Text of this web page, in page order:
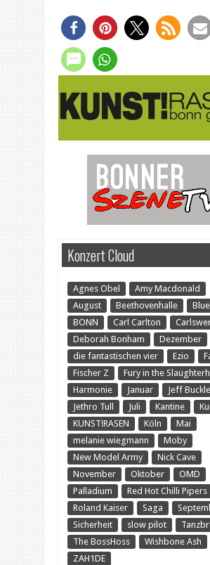
Konzert Cloud
Agnes Obel
Amy Macdonald
August
Beethovenhalle
Blue
BONN
Carl Carlton
Deborah Bonham
Dezember
die fantastischen vier
Ezio
Fischer Z
Fury in the
Harmonie
Januar
Jeff
Jethro Tull
Juli Kantine
KUNST!RASEN
Köln
Mai
melanie wiegmann
Moby
New Model Army
Nick Cave
November
Oktober
OMD
Palladium
Red Hot Chilli Pipers
Roland Kaiser
Saga
Sicherheit
slow pilot
The BossHoss
Wishbone Ash
ZAH1DE